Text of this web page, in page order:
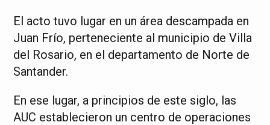
El acto tuvo lugar en un área descampada en
Juan Frío, perteneciente al municipio de Villa
del Rosario, en el departamento de Norte de
Santander.
En ese lugar, a principios de este siglo, las
AUC establecieron un centro de operaciones